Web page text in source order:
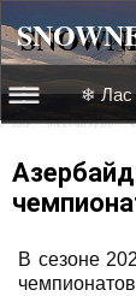
☰☰
Веб-камеры
Лыжное
❄ Лас
В сезоне